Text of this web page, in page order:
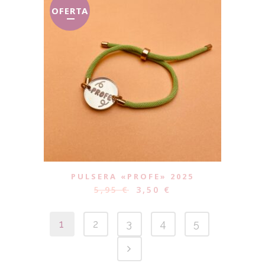
OFERTA
PULSERA «PROFE» 2025
5,95€ 3,50 €
1 2 3 4 5